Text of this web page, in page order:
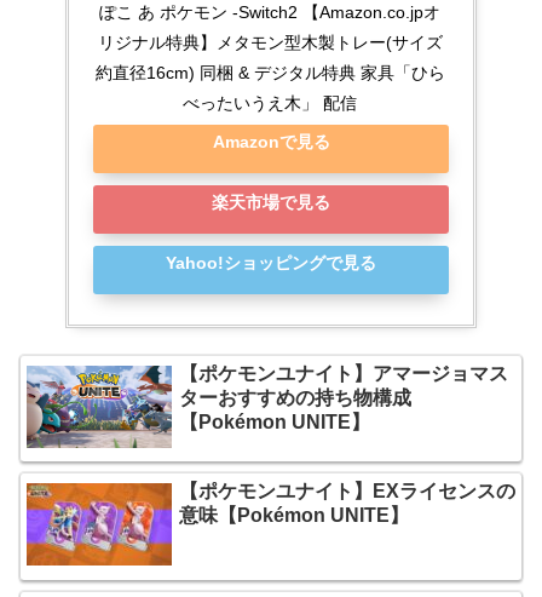
ぽこ あ ポケモン -Switch2 【Amazon.co.jpオ
リジナル特典】メタモン型木製トレー(サイズ
約直径16cm) 同梱 & デジタル特典 家具「ひら
べったいうえ木」 配信
Amazonで見る
楽天市場で見る
Yahoo!ショッピングで見る
【ポケモンユナイト】アマージョマス
ターおすすめの持ち物構成
【Pokémon UNITE】
【ポケモンユナイト】EXライセンスの
意味【Pokémon UNITE】